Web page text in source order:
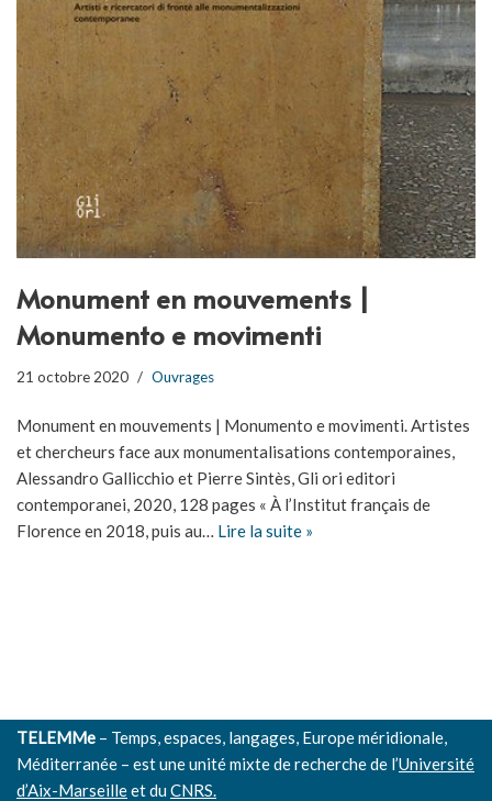
Monument en mouvements |
Monumento e movimenti
21 octobre 2020 Ouvrages
Monument en mouvements | Monumento e movimenti. Artistes
et chercheurs face aux monumentalisations contemporaines,
Alessandro Gallicchio et Pierre Sintès, Gli ori editori
contemporanei, 2020, 128 pages « À l’Institut français de
Florence en 2018, puis au… Lire la suite »
TELEMMe – Temps, espaces, langages, Europe méridionale,
Méditerranée – est une unité mixte de recherche de l’Université
d’Aix-Marseilleet duCNRS.